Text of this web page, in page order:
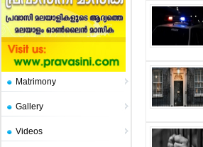
Matrimony
Gallery
Videos